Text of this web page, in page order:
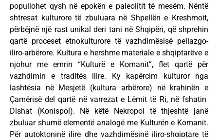
popullohet qysh në epokën e paleolitit të mesëm. Nëntë
shtresat kulturore të zbuluara në Shpellën e Kreshmoit,
përbëjnë një rast unikal deri tani në Shqipëri, që shprehin
qartë proceset etnokulturore të vazhdimësisë pellazgo-
iliro-arbërore. Kultura e hershme materiale e shqiptarëve e
njohur me emrin “Kulturë e Komanit”, flet qartë për
vazhdimin e traditës ilire. Ky kapërcim kulturor nga
lashtësia në Mesjetë (kultura arbërore) në krahinën e
Çamërisë del qartë në varrezat e Lëmit të Ri, në fshatin
Dishat (Konispol). Në këtë Nekropol të thjeshtë janë
zbuluar shumë elementë analogë me Kulturën e Komanit.
Për autoktoninë ilire dhe vazhdimësinë iliro-shqiptare të